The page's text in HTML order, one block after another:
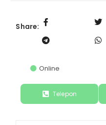
Share:
Online
Telepon